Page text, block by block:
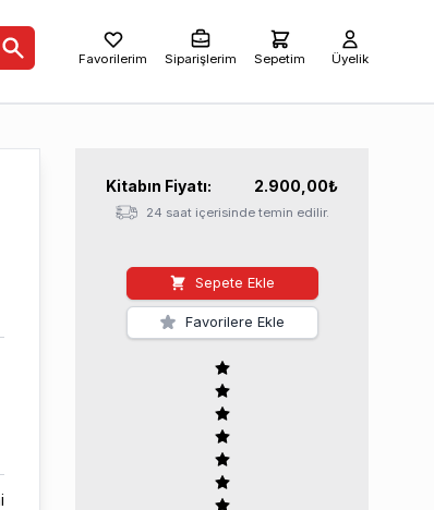
Favorilerim Siparişlerim Sepetim Üyelik
Kitabın Fiyatı: 2.900,00₺
24 saat içerisinde temin edilir.
Sepete Ekle
Favorilere Ekle